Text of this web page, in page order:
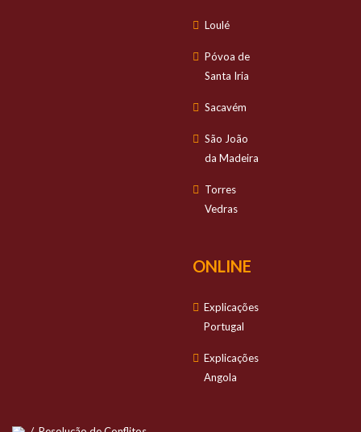
Loulé
Póvoa de
Santa Iria
Sacavém
São João
da Madeira
Torres
Vedras
ONLINE
Explicações
Portugal
Explicações
Angola